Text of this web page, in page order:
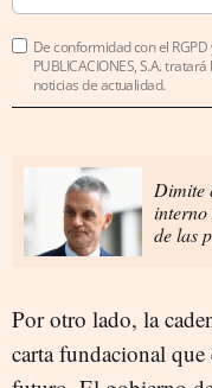
De conformidad con el RGPD
PUBLICACIONES, S.A.
noticias de actualidad.
Dimite
interno
de las
Por otro lado, la
carta fundacional